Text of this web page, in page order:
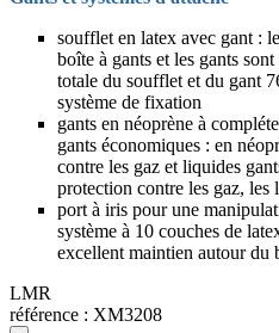
soufflet en latex avec gant :
boîte à gants et les gants
totale du soufflet et du gant
système de fixation
gants en néoprène à
gants économiques : en
contre les gaz et liquides
protection contre les gaz, les
port à iris pour une
système à 10 couches de
excellent maintien autour du
LMR
référence : XM3208